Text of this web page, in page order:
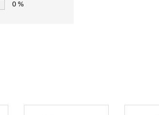
0 %